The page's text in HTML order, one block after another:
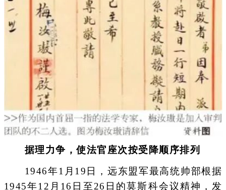
据理力争，使法官座次按受降顺序排列
1946年1月19日，远东盟军最高统帅部根据
1945年12月16日至26日的莫斯科会议精神，发